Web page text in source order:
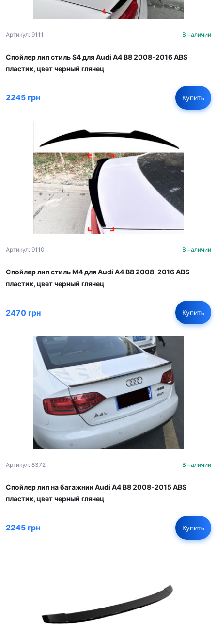
Артикул: 9111 В наличии
Спойлер лип стиль S4 для Audi A4 B8 2008-2016 ABS
пластик, цвет черный глянец
2245 грн Купить
Артикул: 9110 В наличии
Спойлер лип стиль M4 для Audi A4 B8 2008-2016 ABS
пластик, цвет черный глянец
2470 грн Купить
Артикул: 8372 В наличии
Спойлер лип на багажник Audi A4 B8 2008-2015 ABS
пластик, цвет черный глянец
2245 грн Купить